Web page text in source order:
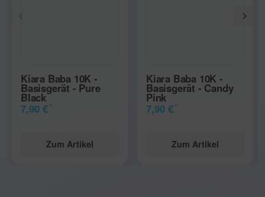
Kiara Baba 10K -
Basisgerät - Pure
Black
7,90 €*
Zum Artikel
Kiara Baba 10K -
Basisgerät - Candy
Pink
7,90 €*
Zum Artikel